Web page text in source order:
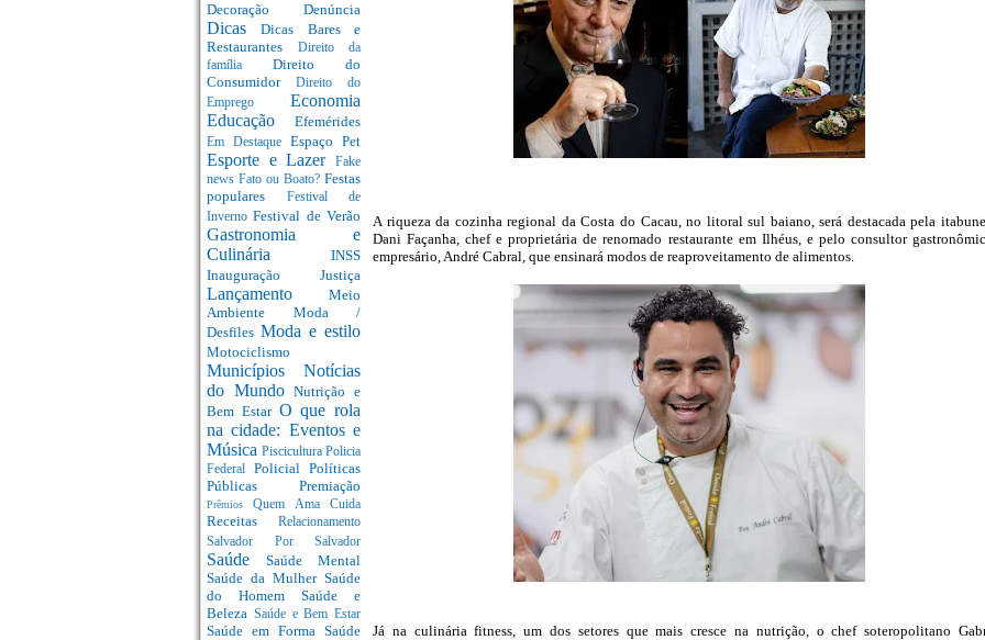
Decoração Denúncia
DicasDicas Bares e
Restaurantes
Direito da
família Direito do
Consumidor Direito do
Emprego Economia
Educação Efemérides
Em Destaque Espaço Pet
Esporte e Lazer
Fake
news Fato ou Boato? Festas
populares
Festival de
InvernoFestival de Verão
Gastronomia e
Culinária INSS
Inauguração Justiça
Lançamento Meio
Ambiente Moda /
Desfiles Moda e estilo
Motociclismo
Municípios Notícias
do MundoNutrição e
Bem Estar O que rola
na cidade: Eventos e
Música Piscicultura Policia
Federal Policial Políticas
Públicas Premiação
PrêmiosQuem Ama Cuida
Receitas Relacionamento
Salvador Por Salvador
Saúde Saúde Mental
Saúde da Mulher Saúde
do Homem Saúde e
Beleza Saúde e Bem Estar
Saúde em Forma Saúde
A riqueza da cozinha regional da Costa do Cacau, no litoral sul baiano, será destacada pela
Dani Façanha, chef e proprietária de renomado restaurante em Ilhéus, e pelo consultor
empresário, André Cabral, que ensinará modos de reaproveitamento de alimentos.
Já na culinária fitness, um dos setores que mais cresce na nutrição, o chef soteropolitano